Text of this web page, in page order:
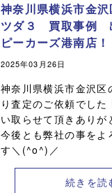
神奈川県横浜市金
ツダ３ 買取事例
ピーカーズ港南店！
2025年03月26日
神奈川県横浜市金沢区
り査定のご依頼でし
い取らせて頂きありが
今後とも弊社の事をよ
す＼(^o^)／
続きを読